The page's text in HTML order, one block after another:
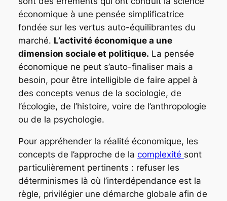
économique à une pensée simplificatrice
fondée sur les vertus auto-équilibrantes du
marché. L’activité économique a une
dimension sociale et politique. La pensée
économique ne peut s’auto-finaliser mais a
besoin, pour être intelligible de faire appel à
des concepts venus de la sociologie, de
l’écologie, de l’histoire, voire de l’anthropologie
ou de la psychologie.
Pour appréhender la réalité économique, les
concepts de l’approche de la complexité sont
particulièrement pertinents : refuser les
déterminismes là où l’interdépendance est la
règle, privilégier une démarche globale afin de